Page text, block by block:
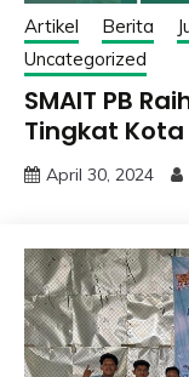
Artikel Berita
Uncategorized
SMAIT PB
Tingkat
April 30, 2024